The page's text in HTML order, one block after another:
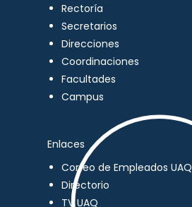
Rectoría
Secretarios
Direcciones
Coordinaciones
Facultades
Campus
Enlaces
Correo de Empleados UAQ
Directorio
TV UAQ